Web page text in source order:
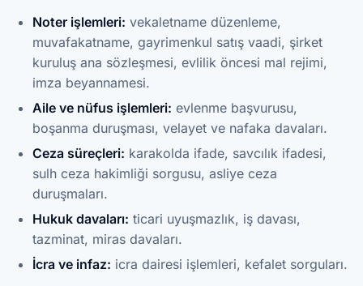
Noter işlemleri: vekaletname düzenleme,
muvafakatname, gayrimenkul satış vaadi, şirket
kuruluş ana sözleşmesi, evlilik öncesi mal rejimi,
imza beyannamesi.
Aile ve nüfus işlemleri: evlenme başvurusu,
boşanma duruşması, velayet ve nafaka davaları.
Ceza süreçleri: karakolda ifade, savcılık ifadesi,
sulh ceza hakimliği sorgusu, asliye ceza
duruşmaları.
Hukuk davaları: ticari uyuşmazlık, iş davası,
tazminat, miras davaları.
İcra ve infaz: icra dairesi işlemleri, kefalet sorguları.